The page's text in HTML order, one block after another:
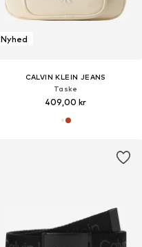
Nyhed
CALVIN KLEIN JEANS
Taske
409,00 kr